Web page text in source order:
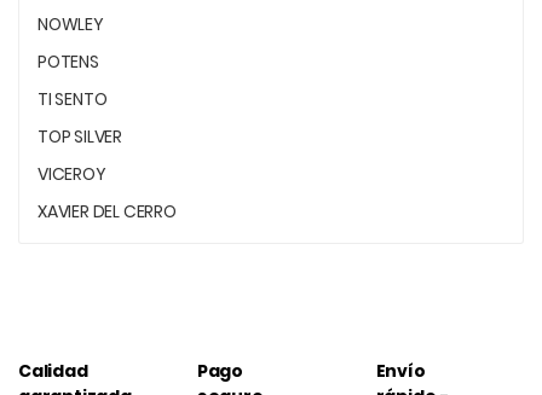
NOWLEY
POTENS
TI SENTO
TOP SILVER
VICEROY
XAVIER DEL CERRO
Calidad
Pago
Envío